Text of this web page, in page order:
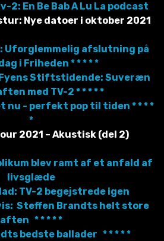
2: En Be Bab A Lu La podcast
Nye datoer i oktober 2021
Uforglemmelig afslutning på
i Friheden * * * * *
Stiftstidende: Suveræn
med TV-2 * * * * *
nu - perfekt pop til tiden * * * *
*
2021 – Akustisk (del 2)
blev ramt af et anfald af
livsglæde
TV-2 begejstrede igen
Steffen Brandts helt store
aften * * * * *
bedste ballader * * * * *